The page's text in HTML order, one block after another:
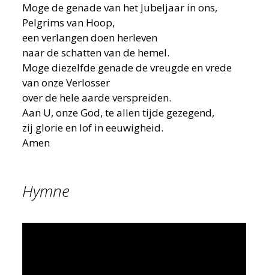
Moge de genade van het Jubeljaar in ons,
Pelgrims van Hoop,
een verlangen doen herleven
naar de schatten van de hemel.
Moge diezelfde genade de vreugde en vrede
van onze Verlosser
over de hele aarde verspreiden.
Aan U, onze God, te allen tijde gezegend,
zij glorie en lof in eeuwigheid.
Amen
Hymne